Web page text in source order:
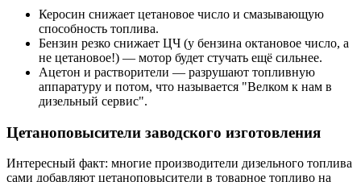
Керосин снижает цетановое число и смазывающую
способность топлива.
Бензин резко снижает ЦЧ (у бензина октановое число, а
не цетановое!) — мотор будет стучать ещё сильнее.
Ацетон и растворители — разрушают топливную
аппаратуру и потом, что называется "Велком к нам в
дизельный сервис".
Цетаноповысители заводского изготовления
Интересный факт: многие производители дизельного топлива
сами добавляют цетаноповысители в товарное топливо на